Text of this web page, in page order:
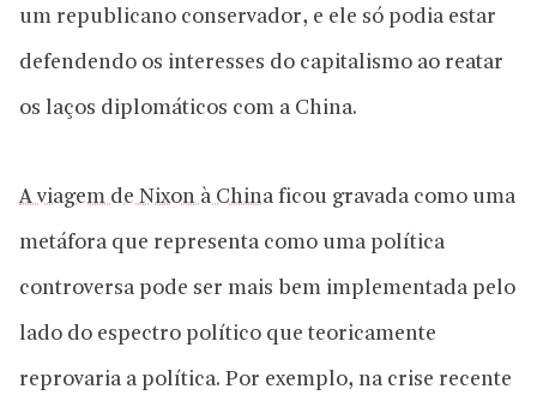
um republicano conservador, e ele só podia estar
defendendo os interesses do capitalismo ao reatar
os laços diplomáticos com a China.
A viagem de Nixon à China ficou gravada como uma
metáfora que representa como uma política
controversa pode ser mais bem implementada pelo
lado do espectro político que teoricamente
reprovaria a política. Por exemplo, na crise recente